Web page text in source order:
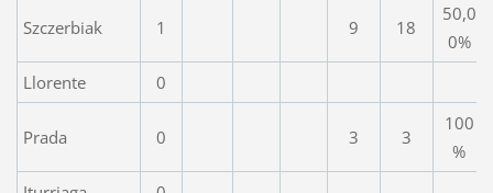
Szczerbiak 1 9 18
50,0
0%
Llorente
0
Prada 0 3 3
100
%